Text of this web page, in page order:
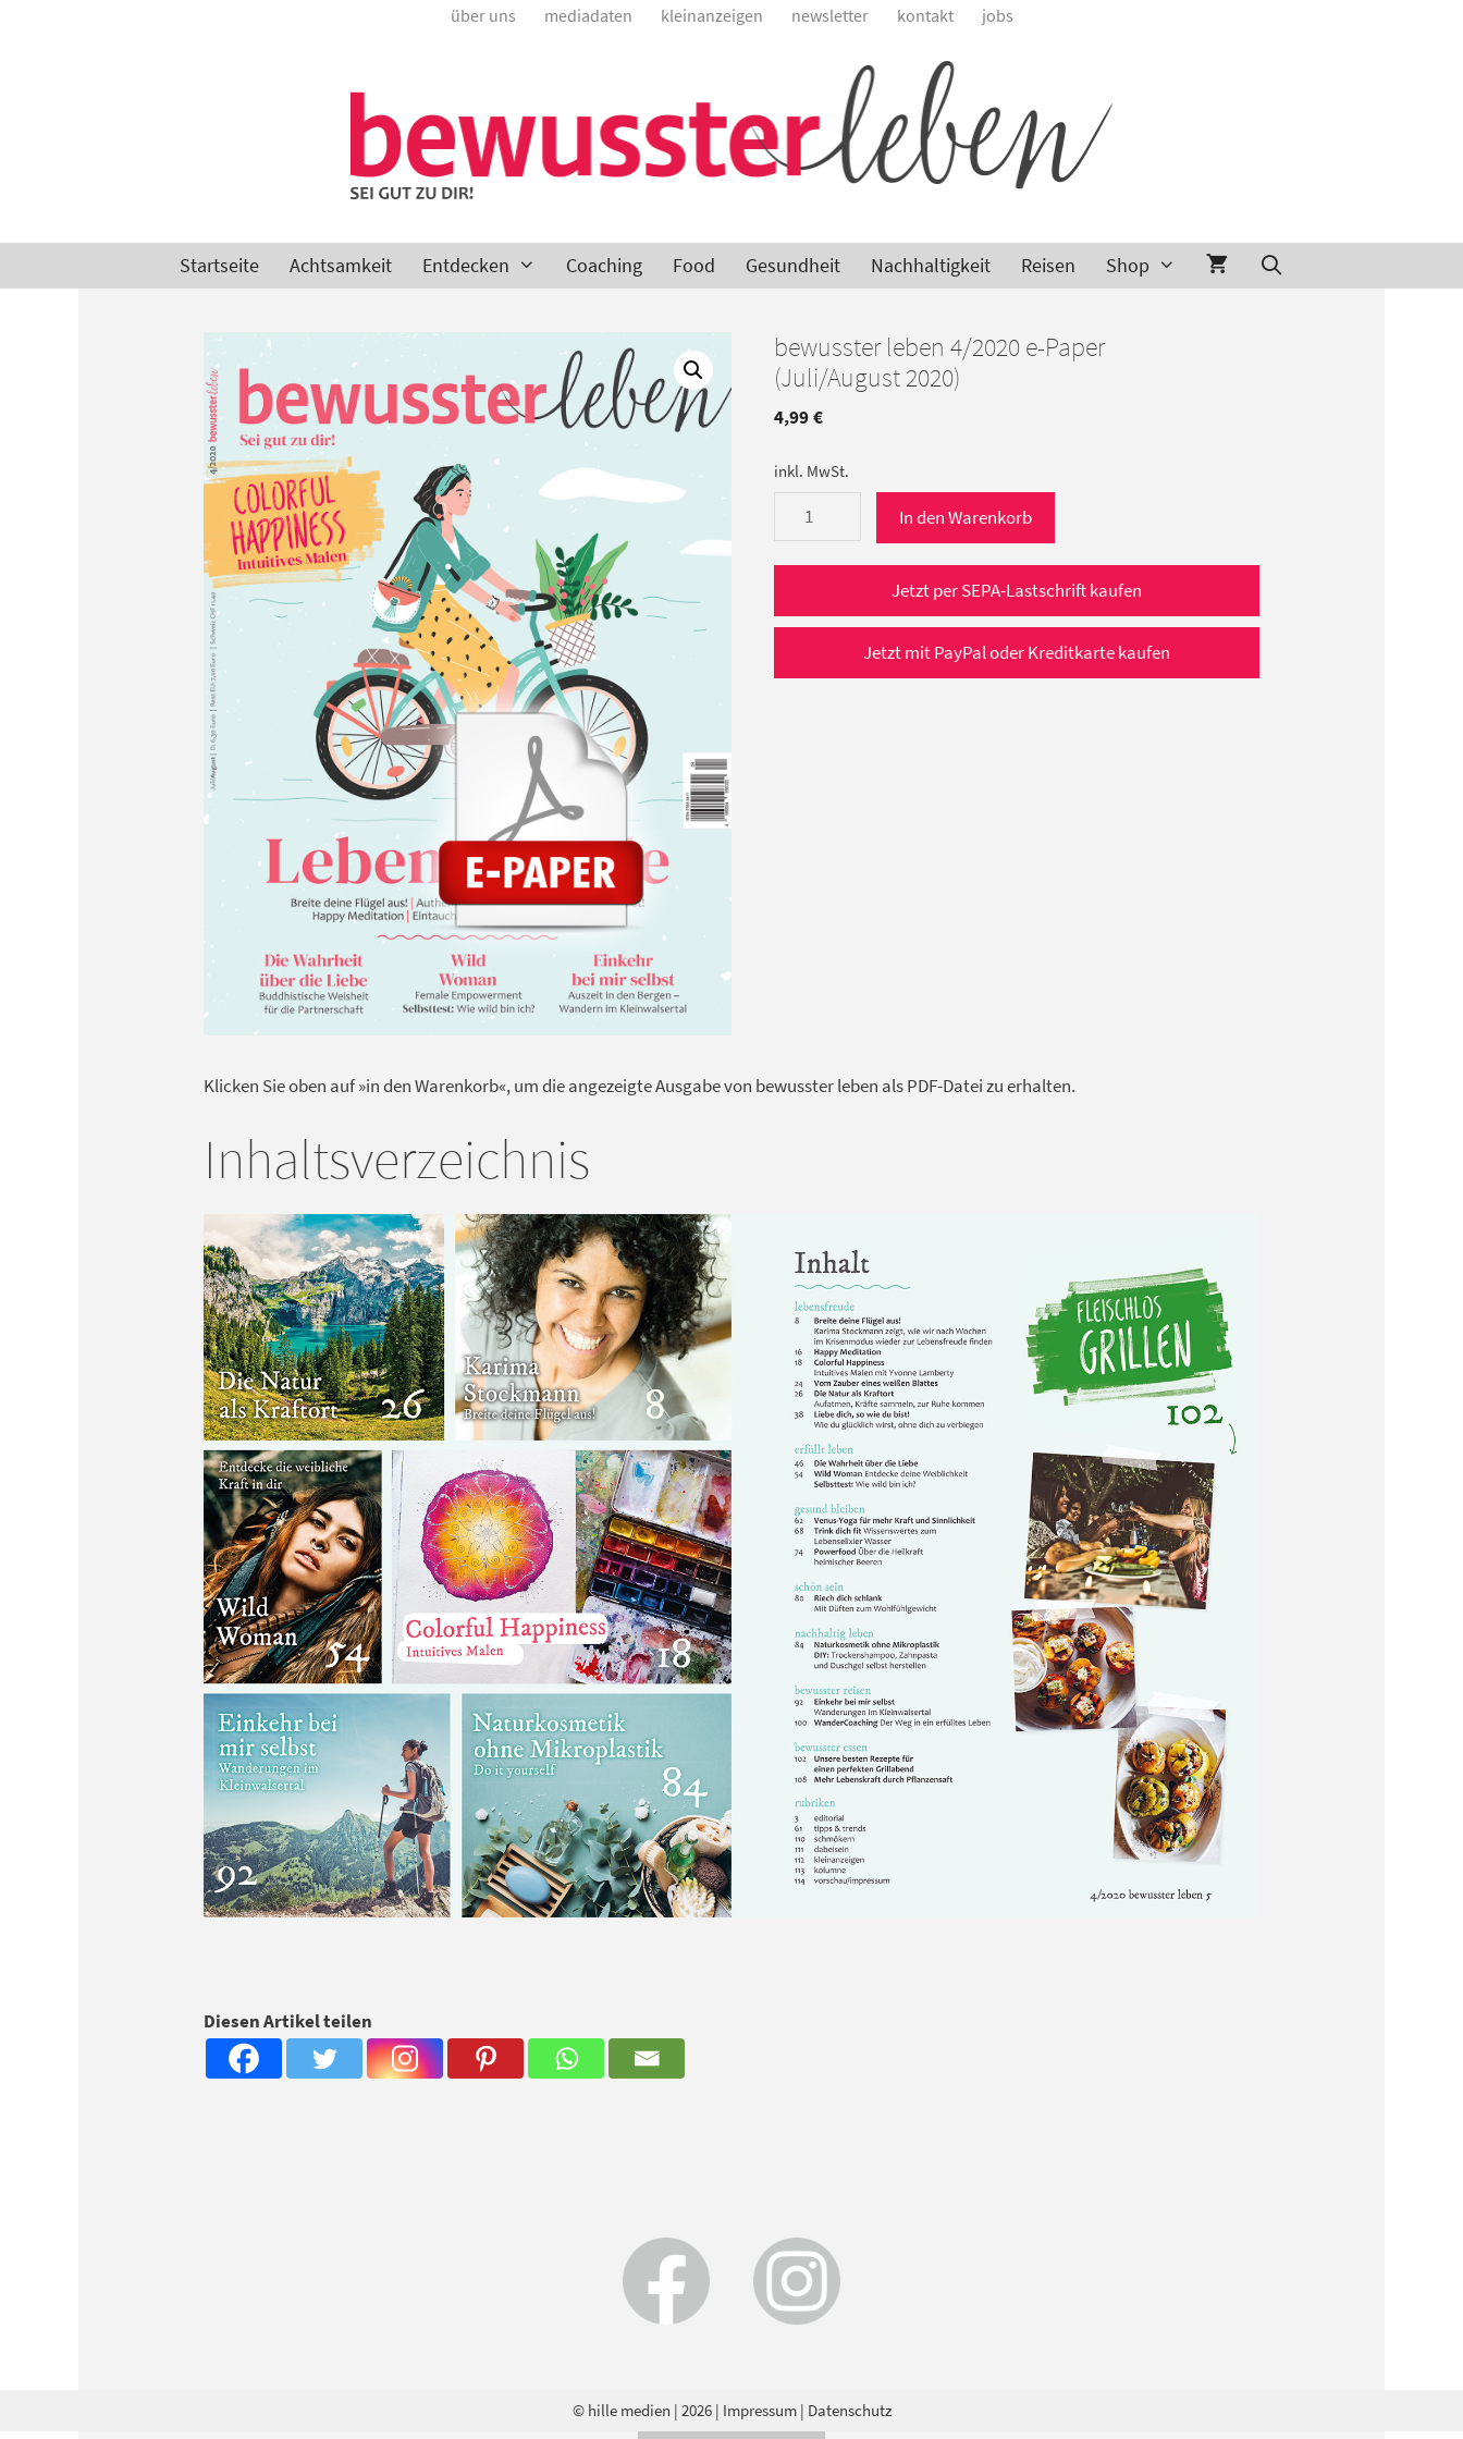
über uns mediadaten kleinanzeigen newsletter kontakt jobs
Startseite Achtsamkeit Entdecken Coaching Food Gesundheit Nachhaltigkeit Reisen Shop
bewusster leben 4/2020 e-Paper
(Juli/August 2020)
4,99€
inkl. MwSt.
leben
Paper
In den Warenkorb
Jetzt per SEPA-Lastschrift kaufen
Jetzt mit PayPal oder Kreditkarte kaufen
Klicken Sie oben auf »in den Warenkorb«, um die angezeigte Ausgabe von bewusster leben als PDF-Datei zu erhalten.
Inhaltsverzeichnis
Diesen Artikel teilen
© hille medien | 2026 | Impressum| Datenschutz